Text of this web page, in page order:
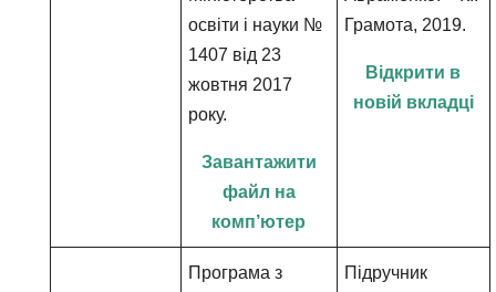
освіти і науки №
1407 від 23
жовтня 2017
року.
Завантажити
файл на
комп’ютер
Грамота, 2019.
Відкрити в
новій вкладці
Програма з
Підручник